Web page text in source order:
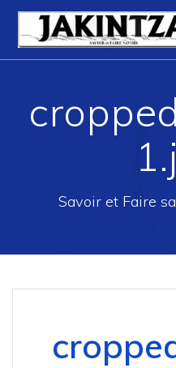
Savoir et Faire